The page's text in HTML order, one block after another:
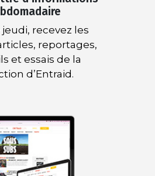
recevez les
reportages,
et essais de la
d’Entraid.